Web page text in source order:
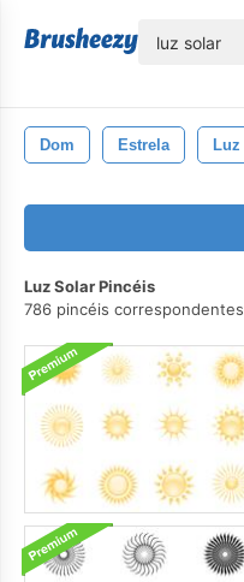
Dom Estrela Luz
Luz Solar Pincéis
786 pincéis correspondentes